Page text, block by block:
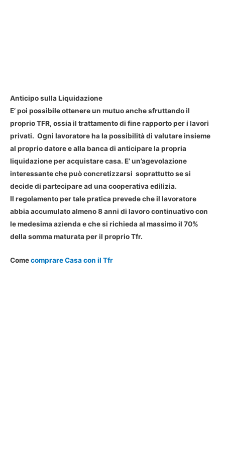
Anticipo sulla Liquidazione
E’ poi possibile ottenere un mutuo anche sfruttando il
proprio TFR, ossia il trattamento di fine rapporto per i lavori
privati. Ogni lavoratore ha la possibilità di valutare insieme
al proprio datore e alla banca di anticipare la propria
liquidazione per acquistare casa. E’ un’agevolazione
interessante che può concretizzarsi soprattutto se si
decide di partecipare ad una cooperativa edilizia.
Il regolamento per tale pratica prevede che il lavoratore
abbia accumulato almeno 8 anni di lavoro continuativo con
le medesima azienda e che si richieda al massimo il 70%
della somma maturata per il proprio Tfr.
Comecomprare Casa con il Tfr